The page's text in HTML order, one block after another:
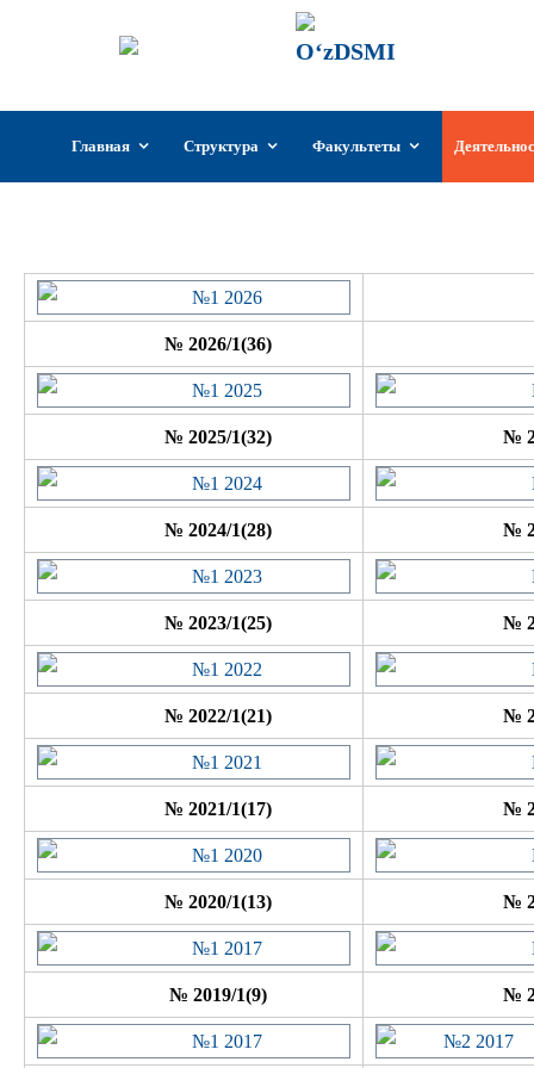
содержимому
Главная Структура Факультеты
№ 2026/1(36)
№ 2025/1(32) №
№ 2024/1(28) №
№ 2023/1(25) №
№ 2022/1(21) №
№ 2021/1(17) №
№ 2020/1(13) №
№ 2019/1(9) №